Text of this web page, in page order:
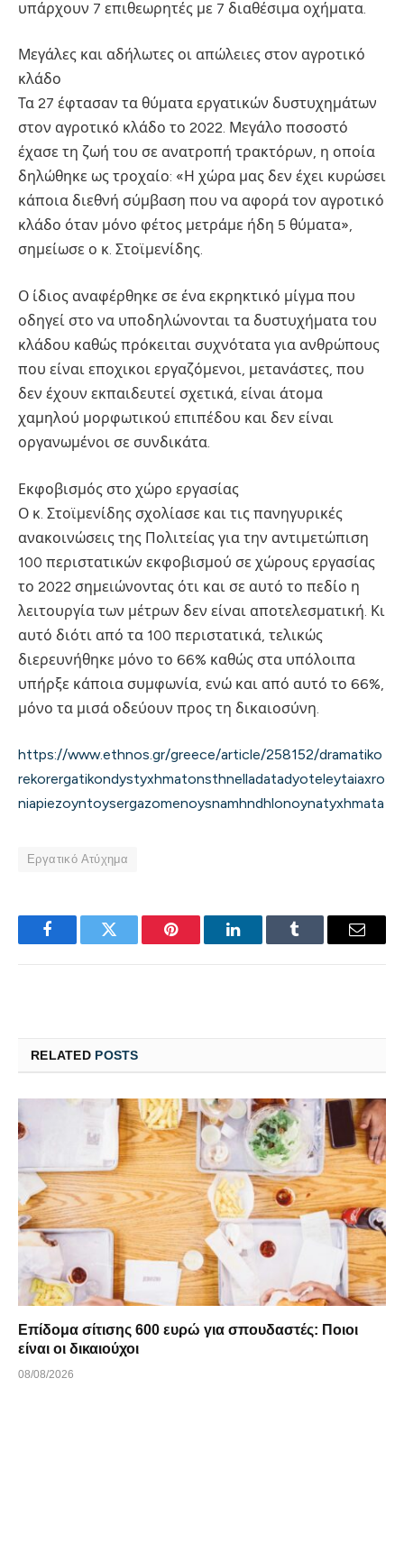
υπάρχουν 7 επιθεωρητές με 7 διαθέσιμα οχήματα.
Μεγάλες και αδήλωτες οι απώλειες στον αγροτικό
κλάδο
Τα 27 έφτασαν τα θύματα εργατικών δυστυχημάτων
στον αγροτικό κλάδο το 2022. Μεγάλο ποσοστό
έχασε τη ζωή του σε ανατροπή τρακτόρων, η οποία
δηλώθηκε ως τροχαίο: «Η χώρα μας δεν έχει κυρώσει
κάποια διεθνή σύμβαση που να αφορά τον αγροτικό
κλάδο όταν μόνο φέτος μετράμε ήδη 5 θύματα»,
σημείωσε ο κ. Στοϊμενίδης.
Ο ίδιος αναφέρθηκε σε ένα εκρηκτικό μίγμα που
οδηγεί στο να υποδηλώνονται τα δυστυχήματα του
κλάδου καθώς πρόκειται συχνότατα για ανθρώπους
που είναι εποχικοι εργαζόμενοι, μετανάστες, που
δεν έχουν εκπαιδευτεί σχετικά, είναι άτομα
χαμηλού μορφωτικού επιπέδου και δεν είναι
οργανωμένοι σε συνδικάτα.
Εκφοβισμός στο χώρο εργασίας
Ο κ. Στοϊμενίδης σχολίασε και τις πανηγυρικές
ανακοινώσεις της Πολιτείας για την αντιμετώπιση
100 περιστατικών εκφοβισμού σε χώρους εργασίας
το 2022 σημειώνοντας ότι και σε αυτό το πεδίο η
λειτουργία των μέτρων δεν είναι αποτελεσματική. Κι
αυτό διότι από τα 100 περιστατικά, τελικώς
διερευνήθηκε μόνο το 66% καθώς στα υπόλοιπα
υπήρξε κάποια συμφωνία, ενώ και από αυτό το 66%,
μόνο τα μισά οδεύουν προς τη δικαιοσύνη.
https://www.ethnos.gr/greece/article/258152/dramatiko
rekorergatikondystyxhmatonsthnelladatadyoteleytaiaxro
niapiezoyntoysergazomenoysnamhndhlonoynatyxhmata
Εργατικό Ατύχημα
FacebookTwitter Pinterest LinkedInTumblr Email
RELATED POSTS
Επίδομα σίτισης 600 ευρώ για σπουδαστές: Ποιοι
είναι οι δικαιούχοι
08/08/2026